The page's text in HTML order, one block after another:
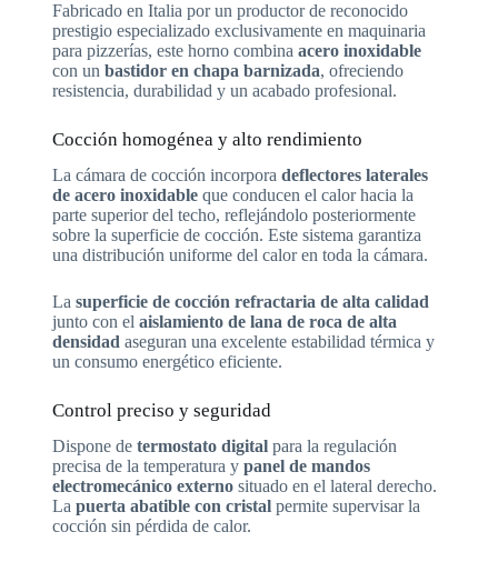
Fabricado en Italia por un productor de reconocido
prestigio especializado exclusivamente en maquinaria
para pizzerías, este horno combina acero inoxidable
con un bastidor en chapa barnizada, ofreciendo
resistencia, durabilidad y un acabado profesional.
Cocción homogénea y alto rendimiento
La cámara de cocción incorpora deflectores laterales
de acero inoxidableque conducen el calor hacia la
parte superior del techo, reflejándolo posteriormente
sobre la superficie de cocción. Este sistema garantiza
una distribución uniforme del calor en toda la cámara.
La superficie de cocción refractaria de alta calidad
junto con el aislamiento de lana de roca de alta
densidad aseguran una excelente estabilidad térmica y
un consumo energético eficiente.
Control preciso y seguridad
Dispone de termostato digitalpara la regulación
precisa de la temperatura y panel de mandos
electromecánico externosituado en el lateral derecho.
La puerta abatible con cristalpermite supervisar la
cocción sin pérdida de calor.